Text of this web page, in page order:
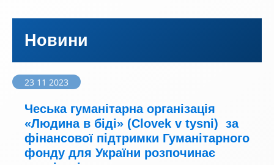
Новини
23 11 2023
Чеська гуманітарна організація
«Людина в біді» (Clovek v tysni) за
фінансової підтримки Гуманітарного
фонду для України розпочинає